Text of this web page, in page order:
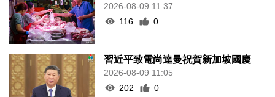
2026-08-09 11:37
116
0
習近平致電尚達曼祝賀新加坡國慶
2026-08-09 11:05
202
0